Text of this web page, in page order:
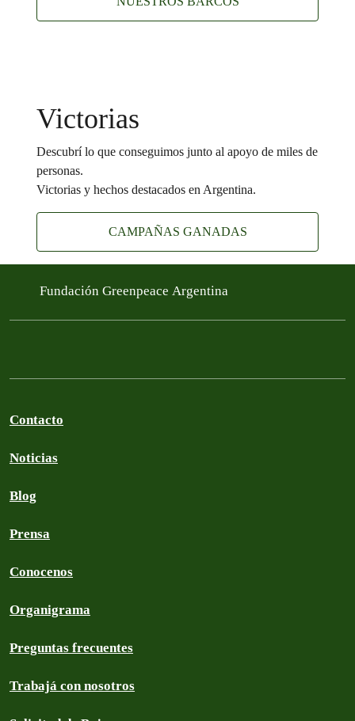
Victorias
Descubrí lo que conseguimos junto al apoyo de miles de
personas.
Victorias y hechos destacados en Argentina.
CAMPAÑAS GANADAS
Fundación Greenpeace Argentina
Contacto
Noticias
Blog
Prensa
Conocenos
Organigrama
Preguntas frecuentes
Trabajá con nosotros